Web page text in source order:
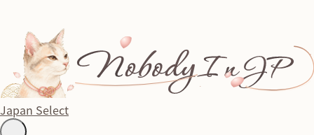
Japan Select